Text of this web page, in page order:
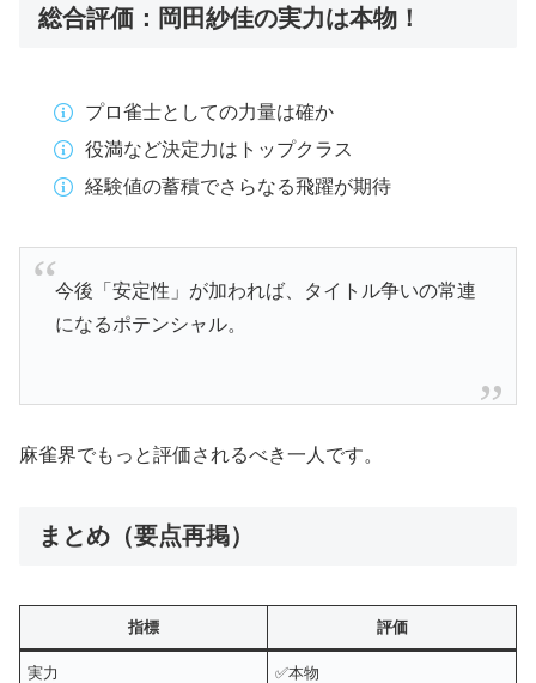
総合評価：岡田紗佳の実力は本物！
プロ雀士としての力量は確か
役満など決定力はトップクラス
経験値の蓄積でさらなる飛躍が期待
今後「安定性」が加われば、タイトル争いの常連
になるポテンシャル。
麻雀界でもっと評価されるべき一人です。
まとめ（要点再掲）
指標 評価
実力 ✅本物